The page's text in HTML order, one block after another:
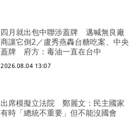
四月就出包中聯涉蓋牌 邁喊無良廠
商讓它倒2／盧秀燕轟台糖吃案、中央
蓋牌 府方：毒油一直在台中
2026.08.04 13:07
出席模擬立法院 鄭麗文：民主國家
有時「總統不重要」但不能沒國會